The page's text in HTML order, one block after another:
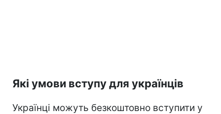
Які умови вступу для українців
Українці можуть безкоштовно вступити у